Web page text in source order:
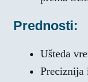
Prednosti:
Ušteda
Preciznija